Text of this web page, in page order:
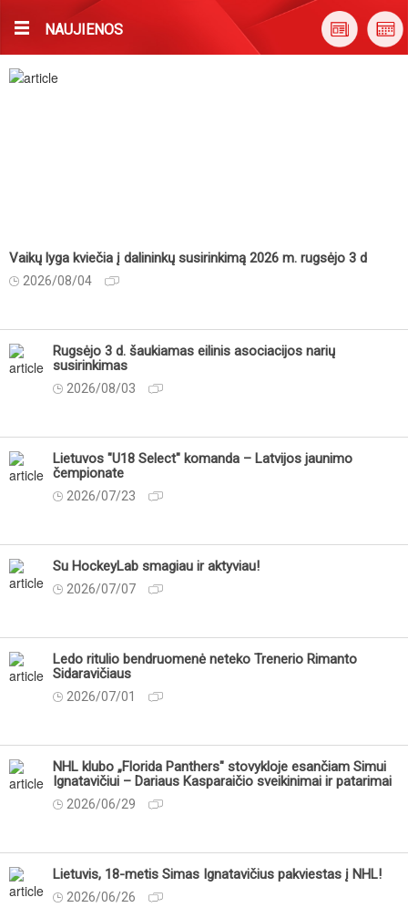
NAUJIENOS
Vaikų lyga kviečia į dalininkų susirinkimą 2026 m. rugsėjo 3 d
2026/08/04
Rugsėjo 3 d. šaukiamas eilinis asociacijos narių
susirinkimas
2026/08/03
Lietuvos "U18 Select" komanda – Latvijos jaunimo
čempionate
2026/07/23
Su HockeyLab smagiau ir aktyviau!
2026/07/07
Ledo ritulio bendruomenė neteko Trenerio Rimanto
Sidaravičiaus
2026/07/01
NHL klubo „Florida Panthers" stovykloje esančiam Simui
Ignatavičiui – Dariaus Kasparaičio sveikinimai ir patarimai
2026/06/29
Lietuvis, 18-metis Simas Ignatavičius pakviestas į NHL!
2026/06/26